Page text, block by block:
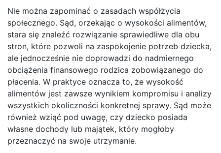
Nie można zapominać o zasadach współżycia
społecznego. Sąd, orzekając o wysokości alimentów,
stara się znaleźć rozwiązanie sprawiedliwe dla obu
stron, które pozwoli na zaspokojenie potrzeb dziecka,
ale jednocześnie nie doprowadzi do nadmiernego
obciążenia finansowego rodzica zobowiązanego do
płacenia. W praktyce oznacza to, że wysokość
alimentów jest zawsze wynikiem kompromisu i analizy
wszystkich okoliczności konkretnej sprawy. Sąd może
również wziąć pod uwagę, czy dziecko posiada
własne dochody lub majątek, który mogłoby
przeznaczyć na swoje utrzymanie.